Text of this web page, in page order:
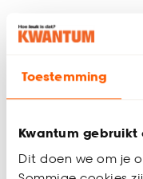
Toestemming
Kwantum gebruikt
Dit doen we om je
Wil je zeker weten dat
kleurstalen en bekijk of
raamdecoratie jouw
juiste keuze. De